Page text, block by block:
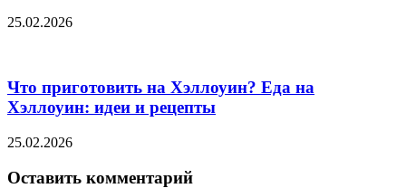
25.02.2026
Что приготовить на Хэллоуин? Еда на
Хэллоуин: идеи и рецепты
25.02.2026
Оставить комментарий